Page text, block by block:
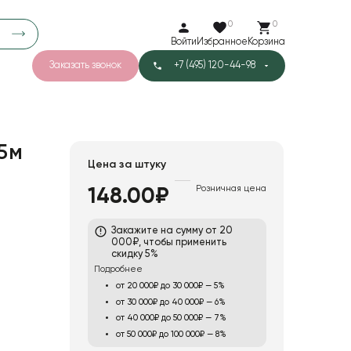
Войти
0
Избранное
0
Корзина
Заказать звонок +7 (495) 120-44-98
Цена за штуку
148.00₽ Розничная цена
Закажите на сумму от 20
000₽, чтобы применить
скидку 5%
Подробнее
от 20 000₽ до 30 000₽ — 5%
от 30 000₽ до 40 000₽ — 6%
от 40 000₽ до 50 000₽ — 7%
от 50 000₽ до 100 000₽ — 8%